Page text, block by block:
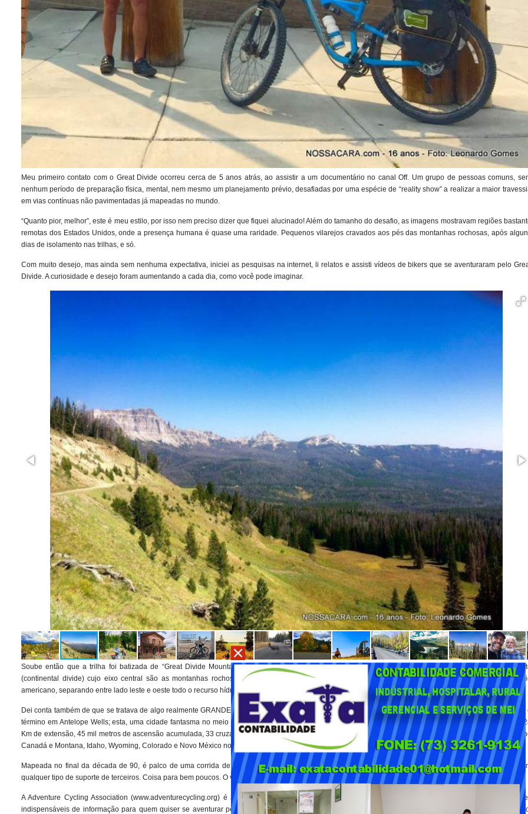
Meu primeiro contato com o Great Divide ocorreu cerca de 5 anos atrás, ao assistir a um documentário no canal Off. Um grupo de pessoas comuns,
nenhum período de preparação física, mental, nem mesmo um planejamento prévio, desafiadas por uma espécie de “reality show” a realizar a maior
em vias contínuas não pavimentadas já mapeadas no mundo.
“Quanto pior, melhor”, este é meu estilo, por isso nem preciso dizer que fiquei alucinado! Além do tamanho do desafio, as imagens mostravam regiões
remotas dos Estados Unidos, onde a presença humana é quase uma raridade. Pequenos vilarejos cravados aos pés das montanhas rochosas, após
dias de isolamento nas trilhas, e só.
Com muito desejo, mas ainda sem nenhuma expectativa, iniciei as pesquisas na internet, li relatos e assisti vídeos de bikers que se aventuraram pelo
Divide. A curiosidade e desejo foram aumentando a cada dia, como você pode imaginar.
Soube então que a trilha foi batizada de “Great Divide Mountain Bike Route”, ou simplesmente GDMBR, pelo fato de percorrer a divisão de
(continental divide) cujo eixo central são as montanhas rochosas, que se estendem majestosamente do norte do Canadá e percorrem todo o
americano, separando entre lado leste e oeste todo o recurso hídrico destes dois países.
Dei conta também de que se tratava de algo realmente GRANDE! Com início em Banff, uma linda cidade-estação de esqui no estado de Alberta no Canadá,
término em Antelope Wells; esta, uma cidade fantasma no meio do deserto do Novo México, exatamente na fronteira dos EUA com o México; percorre
Km de extensão, 45 mil metros de ascensão acumulada, 33 cruzamentos pelas montanhas rochosas e passagem por 7 estados: Alberta e British Columbia
Canadá e Montana, Idaho, Wyoming, Colorado e Novo México nos Estados Unidos.
Mapeada no final da década de 90, é palco de uma corrida de aventura chamada “Tour Divide”, na qual os competidores percorrem o mesmo trajeto
qualquer tipo de suporte de terceiros. Coisa para bem poucos. O vencedor da edição de 2017 realizou a travessia em 16 dias!!
A Adventure Cycling Association (www.adventurecycling.org) é a entidade que organiza o tour e mantém informações e mapas atualizados. Duas
indispensáveis de informação para quem quiser se aventurar pelo Great Divide é o conjunto de 6 mapas fornecidos pela associação, que além do